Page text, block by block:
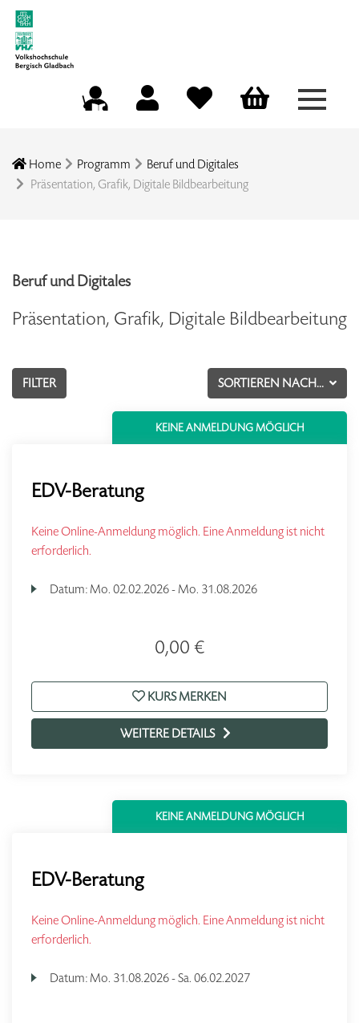
Menü
Home Programm
Beruf und Digitales
Präsentation, Grafik, Digitale Bildbearbeitung
Beruf und Digitales
Präsentation, Grafik, Digitale Bildbearbeitung
SORTIEREN NACH...
FILTER
KEINE ANMELDUNG MÖGLICH
EDV-Beratung
Keine Online-Anmeldung möglich. Eine Anmeldung ist nicht
erforderlich.
Datum: Mo. 02.02.2026 - Mo. 31.08.2026
0,00 €
KURS MERKEN
WEITERE DETAILS
KEINE ANMELDUNG MÖGLICH
EDV-Beratung
Keine Online-Anmeldung möglich. Eine Anmeldung ist nicht
erforderlich.
Datum: Mo. 31.08.2026 -Sa. 06.02.2027